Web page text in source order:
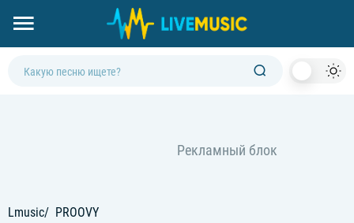
Lmusic PROOVY